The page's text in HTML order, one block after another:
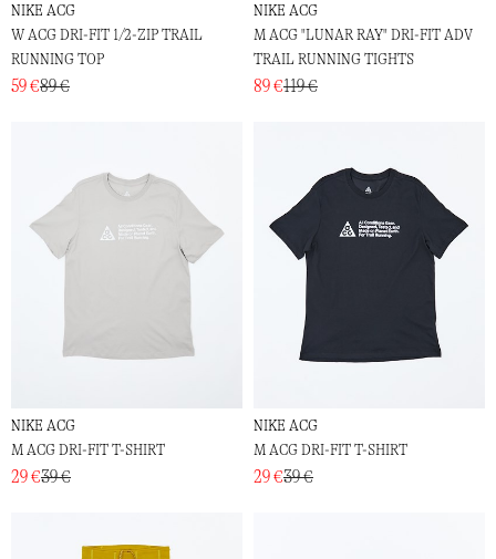
NIKE ACG
W ACG DRI-FIT 1/2-ZIP TRAIL
RUNNING TOP
59 €89 €
NIKE ACG
M ACG "LUNAR RAY" DRI-FIT ADV
TRAIL RUNNING TIGHTS
89 €119 €
NIKE ACG
M ACG DRI-FIT T-SHIRT
29 €39 €
NIKE ACG
M ACG DRI-FIT T-SHIRT
29 €39 €